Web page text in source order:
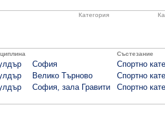
Категория
Състезание
София
Спортно
Велико Търново
Спортно
София, зала Гравити Спортно